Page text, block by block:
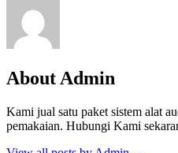
About Admin
Kami jual satu paket sistem alat
pemakaian. Hubungi Kami